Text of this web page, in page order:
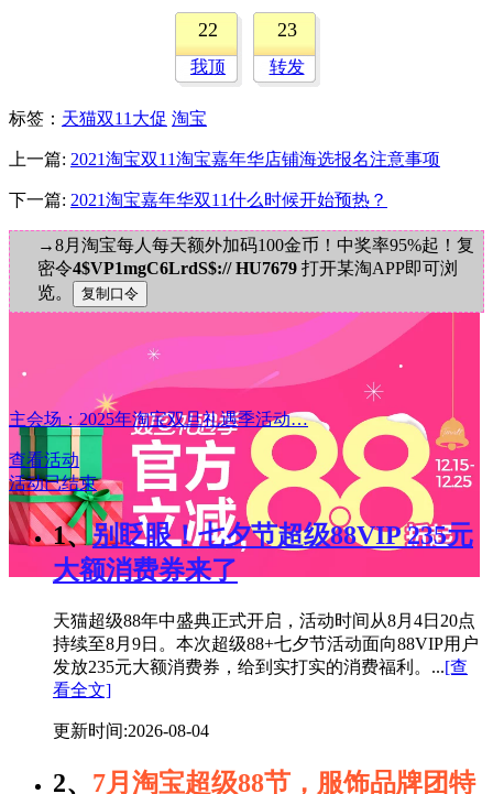
22
我顶
23
转发
标签 ： 天猫双11大促 淘宝
上一篇: 2021淘宝双11淘宝嘉年华店铺海选报名注意事项
下一篇: 2021淘宝嘉年华双11什么时候开始预热？
→8月淘宝每人每天额外加码100金币！中奖率95%起！复
密令4$VP1mgC6LrdS$:// HU7679 打开某淘APP即可浏
览。
主会场：2025年淘宝双旦礼遇季活动…
查看活动
活动已结束
1、别眨眼！七夕节超级88VIP 235元
大额消费券来了
天猫超级88年中盛典正式开启，活动时间从8月4日20点
持续至8月9日。本次超级88+七夕节活动面向88VIP用户
发放235元大额消费券，给到实打实的消费福利。...[查
看全文]
更新时间:2026-08-04
2、 7月淘宝超级88节，服饰品牌团特